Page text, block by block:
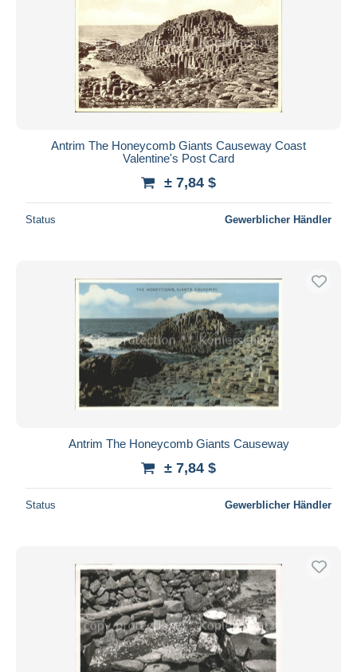
Antrim The Honeycomb Giants Causeway Coast
Valentine's Post Card
± 7,84 $
Status Gewerblicher Händler
Antrim The Honeycomb Giants Causeway
± 7,84 $
Status Gewerblicher Händler